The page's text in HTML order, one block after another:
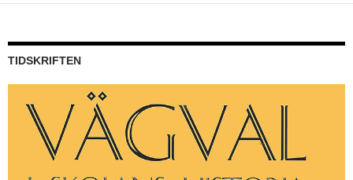
TIDSKRIFTEN